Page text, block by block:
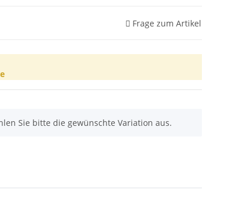
Frage zum Artikel
Sie bitte die gewünschte Variation aus.